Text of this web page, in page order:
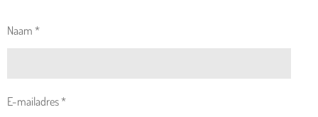
Naam *
E-mailadres *